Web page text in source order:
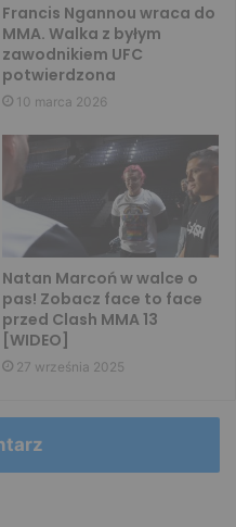
Francis Ngannou wraca do
MMA. Walka z byłym
zawodnikiem UFC
potwierdzona
10 marca 2026
Natan Marcoń w walce o
pas! Zobacz face to face
przed Clash MMA 13
[WIDEO]
27 września 2025